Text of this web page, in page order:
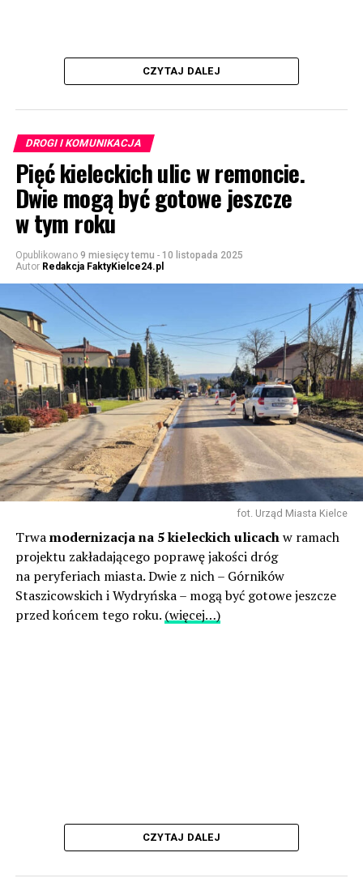
CZYTAJ DALEJ
DROGI I KOMUNIKACJA
Pięć kieleckich ulic w remoncie.
Dwie mogą być gotowe jeszcze
w tym roku
Opublikowano 9 miesięcy temu - 10 listopada 2025
Autor Redakcja FaktyKielce24.pl
fot. Urząd Miasta Kielce
Trwamodernizacja na 5 kieleckich ulicachw ramach
projektu zakładającego poprawę jakości dróg
na peryferiach miasta. Dwie z nich – Górników
Staszicowskich i Wydryńska – mogą być gotowe jeszcze
przed końcem tego roku. (więcej…)
CZYTAJ DALEJ